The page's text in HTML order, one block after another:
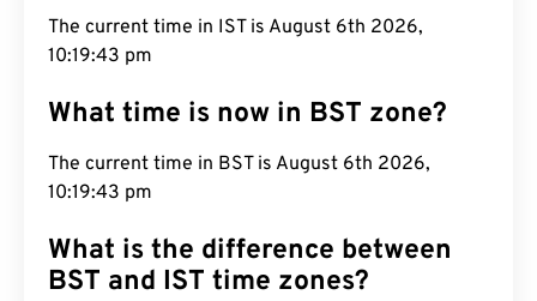
The current time in IST is August 6th 2026,
10:19:44 pm
What time is now in BST zone?
The current time in BST is August 6th 2026,
10:19:44 pm
What is the difference between
BST and IST time zones?